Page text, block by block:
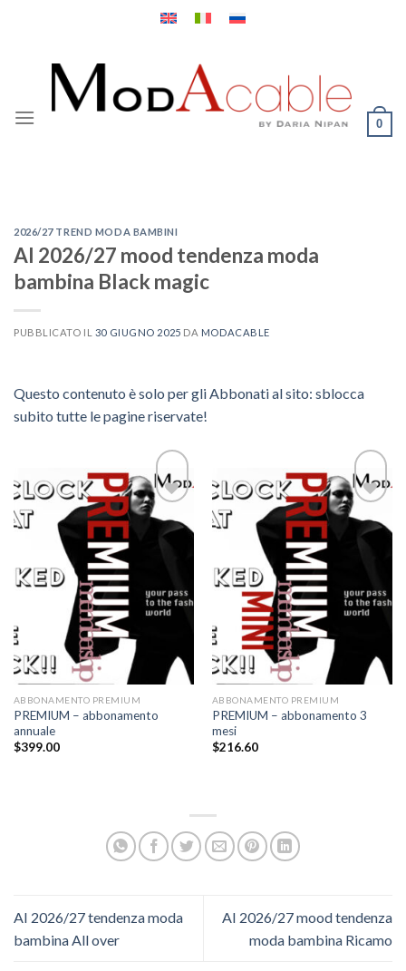
0
2026/27 TREND MODA BAMBINI
AI 2026/27 mood tendenza moda
bambina Black magic
PUBBLICATO IL 30 GIUGNO 2025 DA MODACABLE
Questo contenuto è solo per gli Abbonati al sito: sblocca
subito tutte le pagine riservate!
ABBONAMENTO PREMIUM
PREMIUM – abbonamento
annuale
$399.00
ABBONAMENTO PREMIUM
PREMIUM – abbonamento 3
mesi
$216.60
AI 2026/27 tendenza moda
bambina All over
AI 2026/27 mood tendenza
moda bambina Ricamo